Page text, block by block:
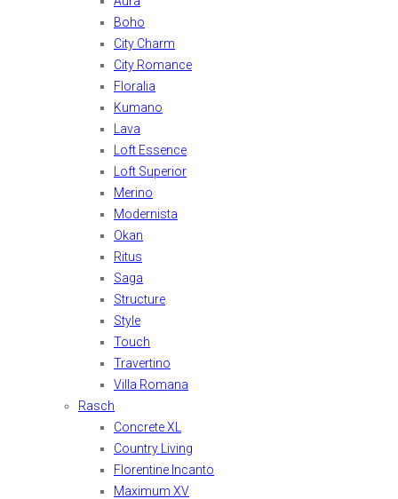
Boho
City Charm
City Romance
Floralia
Kumano
Lava
Loft Essence
Loft Superior
Merino
Modernista
Okan
Ritus
Saga
Structure
Style
Touch
Travertino
Villa Romana
Rasch
Concrete XL
Country Living
Florentine Incanto
Maximum XV